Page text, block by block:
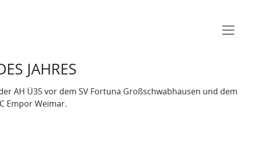
JAHRES
AH Ü35 vor dem SV Fortuna Großschwabhausen und dem
Empor Weimar.